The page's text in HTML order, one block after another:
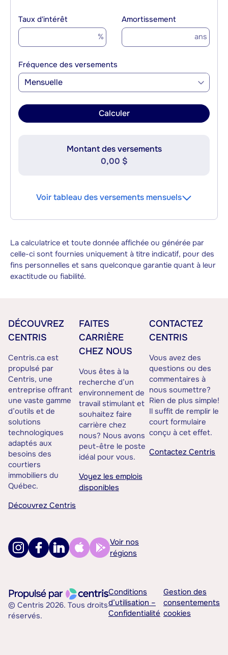
Taux d'intérêt
%
Amortissement
ans
Fréquence des versements
Mensuelle
Calculer
Montant des versements
0,00 $
Voir tableau des versements mensuels
La calculatrice et toute donnée affichée ou générée par
celle-ci sont fournies uniquement à titre indicatif, pour des
fins personnelles et sans quelconque garantie quant à leur
exactitude ou fiabilité.
DÉCOUVREZ
CENTRIS
Centris.ca est
propulsé par
Centris, une
entreprise offrant
une vaste gamme
d’outils et de
solutions
technologiques
adaptés aux
besoins des
courtiers
immobiliers du
Québec.
Découvrez Centris
FAITES
CARRIÈRE
CHEZ NOUS
Vous êtes à la
recherche d’un
environnement de
travail stimulant et
souhaitez faire
carrière chez
nous? Nous avons
peut-être le poste
idéal pour vous.
Voyez les emplois
disponibles
CONTACTEZ
CENTRIS
Vous avez des
questions ou des
commentaires à
nous soumettre?
Rien de plus simple!
Il suffit de remplir le
court formulaire
conçu à cet effet.
Contactez Centris
Voir nos
régions
© Centris 2026. Tous droits
réservés.
Conditions
d’utilisation –
Confidentialité
Gestion des
consentements
cookies